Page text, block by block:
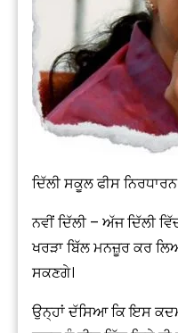
ਦਿੱਲੀ ਸਕੂਲ ਫੀਸ
ਨਵੀਂ ਦਿੱਲੀ – ਅੱਜ ਦਿੱਲੀ
ਖਰੜਾ ਬਿੱਲ ਮਨਜ਼ੂਰ ਕਰ
ਸਕਣਗੇ।
ਉਨ੍ਹਾਂ ਦੱਸਿਆ ਕਿ ਇਸ